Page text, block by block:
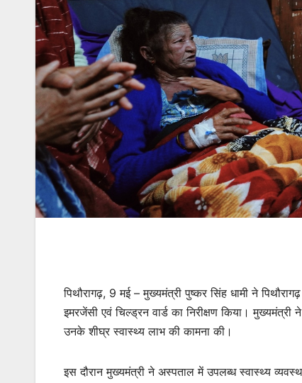
पिथौरागढ़, 9 मई – मुख्यमंत्री पुष्कर सिंह धामी ने
इमरजेंसी एवं चिल्ड्रन वार्ड का निरीक्षण किया।
उनके शीघ्र स्वास्थ्य लाभ की कामना की।
इस दौरान मुख्यमंत्री ने अस्पताल में उपलब्ध स्वास्थ्य